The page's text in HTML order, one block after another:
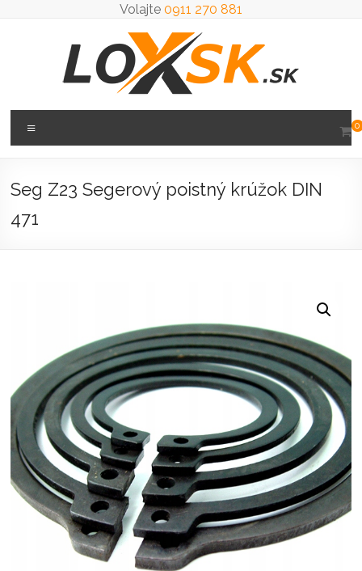
Volajte 0911 270 881
Loxsk
predaj
0
Seg Z23 Segerový poistný krúžok DIN
471